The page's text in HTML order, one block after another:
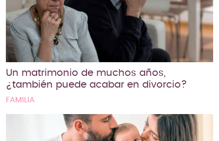
Un matrimonio de muchos años,
¿también puede acabar en divorcio?
FAMILIA